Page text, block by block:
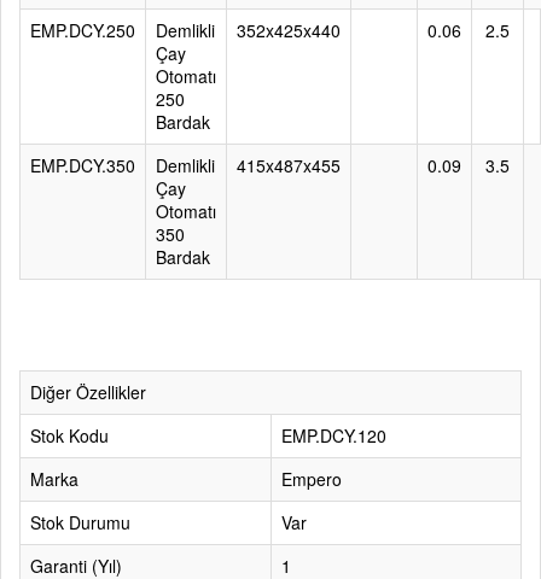
EMP.DCY.250
Demlikli
Çay
Otomatı
250
Bardak
352x425x440 0.06 2.5
EMP.DCY.350
Demlikli
Çay
Otomatı
350
Bardak
415x487x455 0.09 3.5
Diğer Özellikler
Stok Kodu
EMP.DCY.120
Marka
Empero
Stok Durumu
Var
Garanti (Yıl)
1